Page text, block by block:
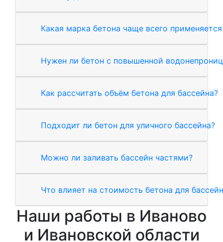
Какая марка бетона чаще всего
Нужен ли бетон с повышенной
Как рассчитать объём бетона для бассейна?
Подходит ли бетон для уличного бассейна?
Можно ли заливать бассейн частями?
Что влияет на стоимость бетона для
Наши работы в Иваново
и Ивановской области